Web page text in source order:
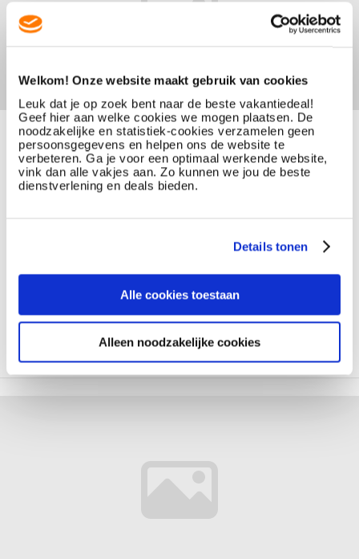
Welkom! Onze website maakt gebruik van cookies
Leuk dat je op zoek bent naar de beste vakantiedeal!
Geef hier aan welke cookies we mogen plaatsen. De
noodzakelijke en statistiek-cookies verzamelen geen
persoonsgegevens en helpen ons de website te
verbeteren. Ga je voor een optimaal werkende website,
vink dan alle vakjes aan. Zo kunnen we jou de beste
dienstverlening en deals bieden.
Details tonen
Alle cookies toestaan
Alleen noodzakelijke cookies